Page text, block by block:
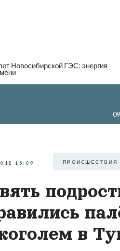
Новосибирской ГЭС: энергия
15:09 ПРОИCШЕСТВИЯ
в